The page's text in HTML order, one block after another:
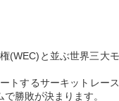
(WEC)と並ぶ世界三大
トするサーキットレー
勝敗が決まります。